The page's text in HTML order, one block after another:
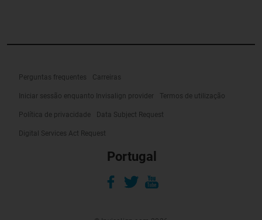
Perguntas frequentes Carreiras
Iniciar sessão enquanto Invisalign provider Termos de utilização
Política de privacidade Data Subject Request
Digital Services Act Request
Portugal